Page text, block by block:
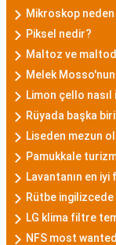
Mikroskop
Piksel nedir?
Maltoz ve
Melek
Limon çello nasıl
Rüyada başka
Liseden mezun
Pamukkale
Lavantanın en
Rütbe ingilizcede
LG klima filtre
NFS most